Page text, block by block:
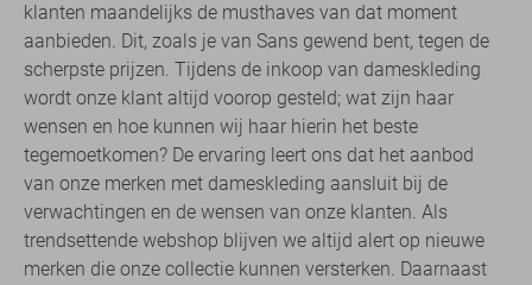
klanten maandelijks de musthaves van dat moment
aanbieden. Dit, zoals je van Sans gewend bent, tegen de
scherpste prijzen. Tijdens de inkoop van dameskleding
wordt onze klant altijd voorop gesteld; wat zijn haar
wensen en hoe kunnen wij haar hierin het beste
tegemoetkomen? De ervaring leert ons dat het aanbod
van onze merken met dameskleding aansluit bij de
verwachtingen en de wensen van onze klanten. Als
trendsettende webshop blijven we altijd alert op nieuwe
merken die onze collectie kunnen versterken. Daarnaast